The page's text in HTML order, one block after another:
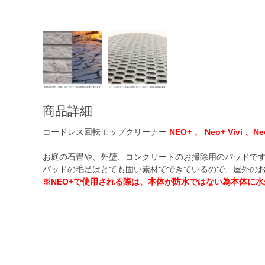
商品詳細
コードレス回転モップクリーナー NEO+ 、 Neo+ Vivi 、
お庭の石畳や、外壁、コンクリートのお掃除用のパッドで
パッドの毛足はとても固い素材でできているので、屋外の
※NEO+で使用される際は、本体が防水ではない為本体に